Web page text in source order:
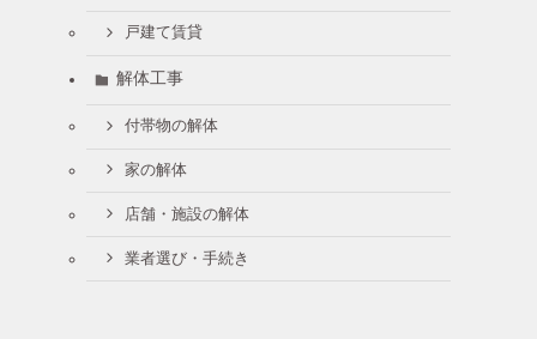
戸建て賃貸
解体工事
付帯物の解体
家の解体
店舗・施設の解体
業者選び・手続き